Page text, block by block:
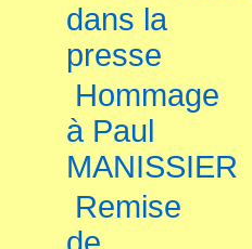
dans la
presse
Hommage
à Paul
MANISSIER
Remise